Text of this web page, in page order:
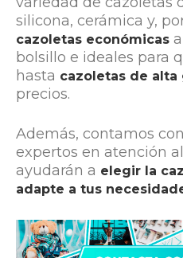
silicona, cerámica y,
cazoletas económicas
bolsillo e ideales para
hasta cazoletas de alta
precios.
Además, contamos
expertos en atención
ayudarán a elegir la
adapte a tus